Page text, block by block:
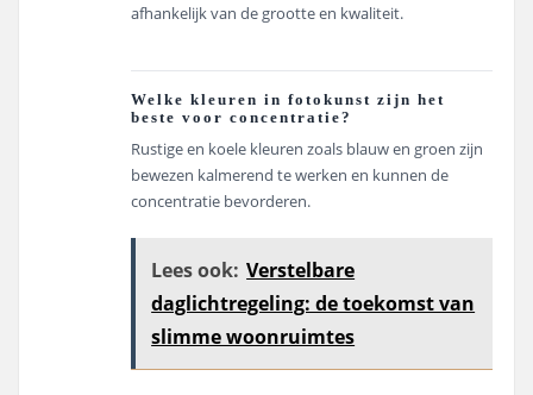
afhankelijk van de grootte en kwaliteit.
Welke kleuren in fotokunst zijn het
beste voor concentratie?
Rustige en koele kleuren zoals blauw en groen zijn
bewezen kalmerend te werken en kunnen de
concentratie bevorderen.
Lees ook: Verstelbare
daglichtregeling: de toekomst van
slimme woonruimtes